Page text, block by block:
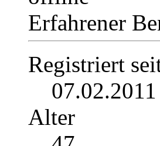
Erfahrener
Registriert
07.02.2011
Alter